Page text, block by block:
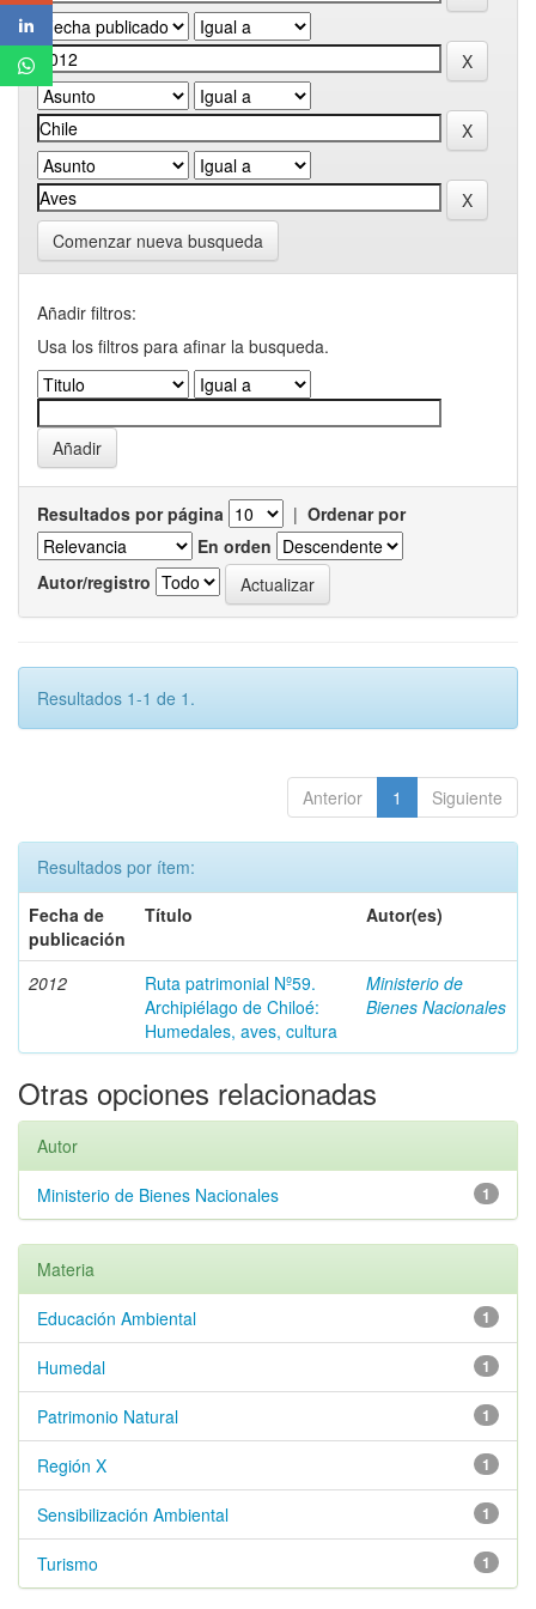
Comenzar nueva busqueda
Añadir filtros:
Usa los filtros para afinar la busqueda.
Resultados por página | Ordenar por
En orden
Autor/registro
Resultados 1-1 de 1.
Anterior 1 Siguiente
Resultados por ítem:
Fecha de
publicación
Título Autor(es)
2012
Ruta patrimonial Nº59.
Archipiélago de Chiloé:
Humedales, aves, cultura
Ministerio de
Bienes Nacionales
Otras opciones relacionadas
Autor
1
Ministerio de Bienes Nacionales
Materia
1
Educación Ambiental
1
Humedal
1
Patrimonio Natural
1
Región X
1
Sensibilización Ambiental
1
Turismo